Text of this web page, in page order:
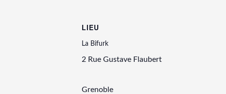
LIEU
La Bifurk
2 Rue Gustave Flaubert
Grenoble